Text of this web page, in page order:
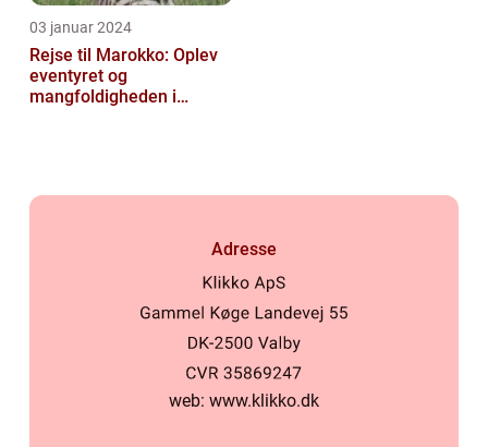
03 januar 2024
Rejse til Marokko: Oplev
eventyret og
mangfoldigheden i
Adresse
web: www.klikko.dk